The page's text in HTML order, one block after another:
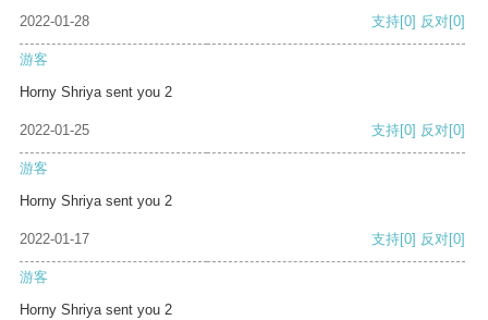
2022-01-28 支持[0] 反对[0]
游客
Horny Shriya sent you 2
2022-01-25 支持[0] 反对[0]
游客
Horny Shriya sent you 2
2022-01-17 支持[0] 反对[0]
游客
Horny Shriya sent you 2